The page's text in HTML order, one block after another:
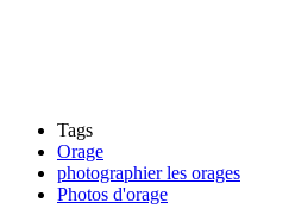
Tags
Orage
photographier les orages
Photos d'orage